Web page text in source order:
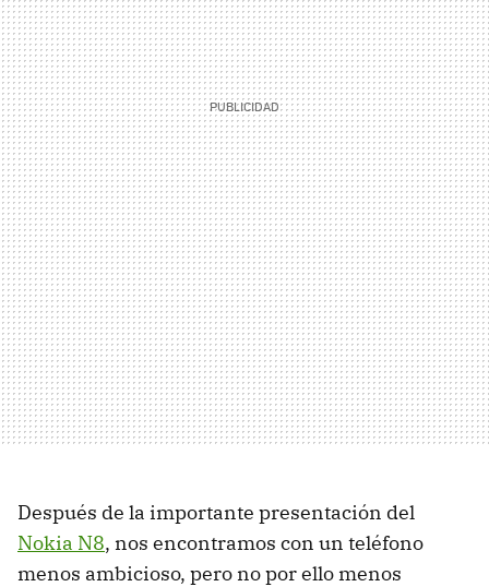
Después de la importante presentación del
Nokia N8, nos encontramos con un teléfono
menos ambicioso, pero no por ello menos